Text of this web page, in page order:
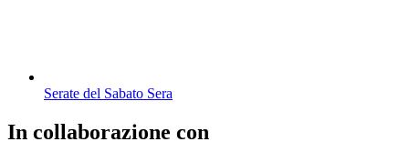
Serate del Sabato Sera
In collaborazione con